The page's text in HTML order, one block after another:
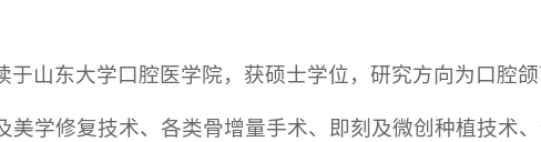
山东大学口腔医学院，获硕士学位，研究方向为口腔颌
学修复技术、各类骨增量手术、即刻及微创种植技术